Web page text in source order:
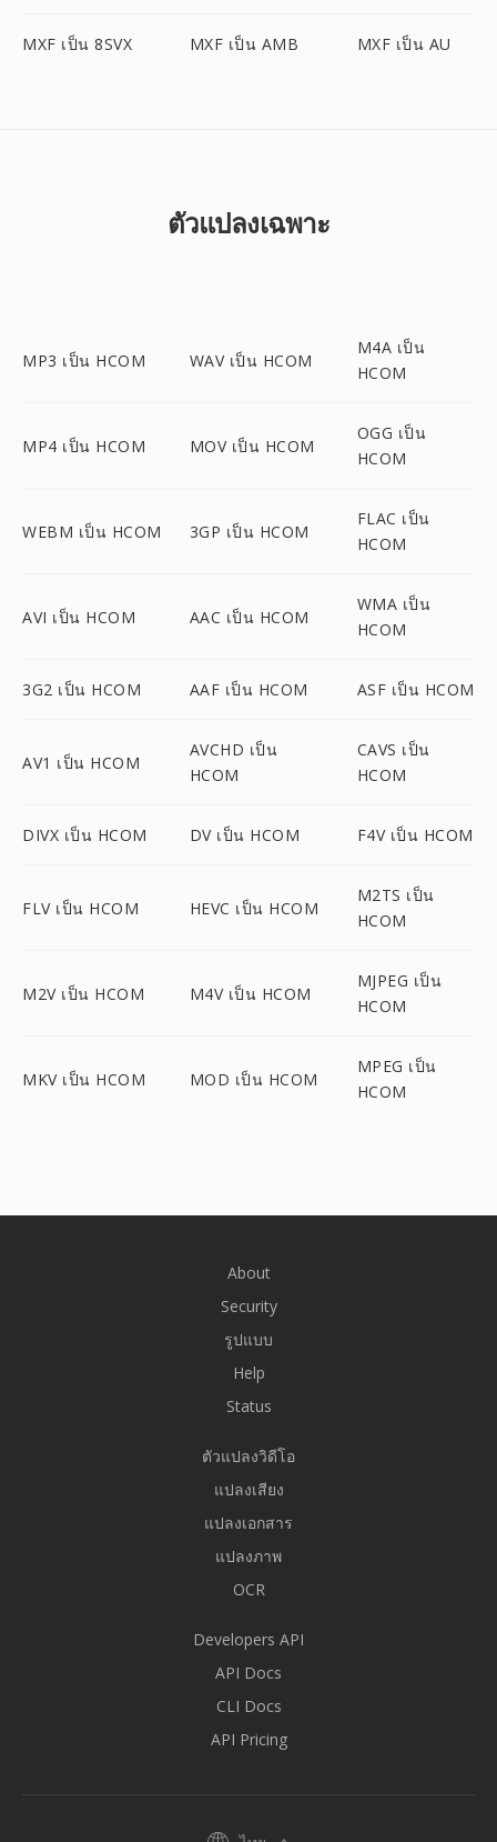
MXF เป็น 8SVX MXF เป็น AMB MXF เป็น AU
ตัวแปลงเฉพาะ
MP3 เป็น HCOM WAV เป็น HCOM
M4A เป็น
HCOM
MP4 เป็น HCOM MOV เป็น HCOM
OGG เป็น
HCOM
WEBM เป็น HCOM 3GP เป็น HCOM
FLAC เป็น
HCOM
AVI เป็น HCOM AAC เป็น HCOM
WMA เป็น
HCOM
3G2 เป็น HCOM AAF เป็น HCOM ASF เป็น HCOM
AV1 เป็น HCOM
AVCHD เป็น
HCOM
CAVS เป็น
HCOM
DIVX เป็น HCOM DV เป็น HCOM F4V เป็น HCOM
FLV เป็น HCOM HEVC เป็น HCOM
M2TS เป็น
HCOM
M2V เป็น HCOM M4V เป็น HCOM
MJPEG เป็น
HCOM
MKV เป็น HCOM MOD เป็น HCOM
MPEG เป็น
HCOM
About
Security
รูปแบบ
Help
Status
ตัวแปลงวิดีโอ
แปลงเสียง
แปลงเอกสาร
แปลงภาพ
OCR
Developers API
API Docs
CLI Docs
API Pricing